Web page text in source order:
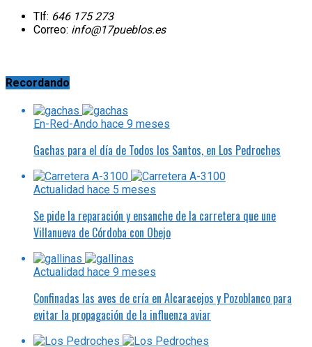
Tlf: 646 175 273
Correo: info@17pueblos.es
Recordando
En-Red-Ando hace 9 meses
Gachas para el día de Todos los Santos, en Los Pedroches
Actualidad hace 5 meses
Se pide la reparación y ensanche de la carretera que une
Villanueva de Córdoba con Obejo
Actualidad hace 9 meses
Confinadas las aves de cría en Alcaracejos y Pozoblanco para
evitar la propagación de la influenza aviar